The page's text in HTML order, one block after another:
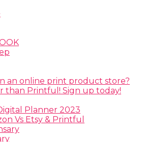
an online print product store?
than Printful! Sign up today!
Planner 2023
Vs Etsy & Printful